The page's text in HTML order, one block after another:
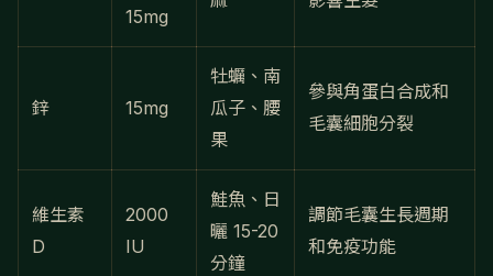
15mg
鋅 15mg
牡蠣、南
瓜子、腰
果
參與角蛋白合成和
毛囊細胞分裂
維生素
D
2000
IU
鮭魚、日
曬 15-20
分鐘
調節毛囊生長週期
和免疫功能